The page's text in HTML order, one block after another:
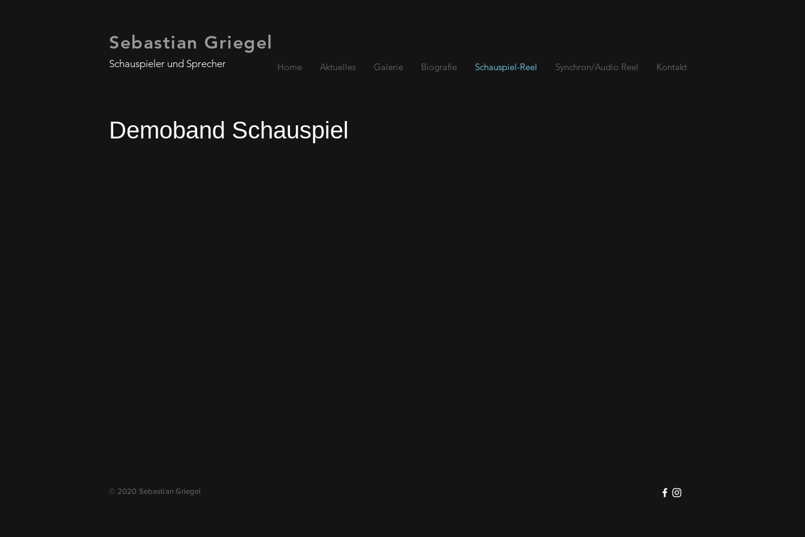
Sebastian Griegel
Schauspieler und Sprecher Home Aktuelles Galerie Biografie Schauspiel-Reel Synchron/Audio Reel Kontakt
Demoband Schauspiel
© 2020 Sebastian Griegel